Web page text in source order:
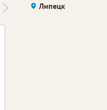
Здоровье компаний (на
правах
Липецк